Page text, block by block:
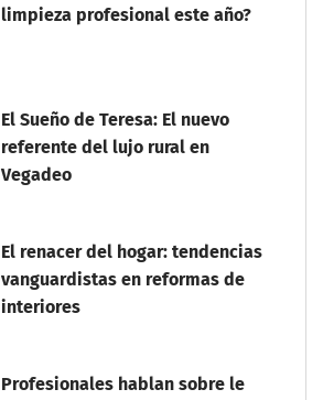
limpieza profesional este año?
El Sueño de Teresa: El nuevo
referente del lujo rural en
Vegadeo
El renacer del hogar: tendencias
vanguardistas en reformas de
interiores
Profesionales hablan sobre le